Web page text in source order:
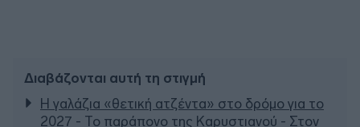
Διαβάζονται αυτή τη στιγμή
Η γαλάζια «θετική ατζέντα» στο δρόμο για το
2027 - Το παράπονο της Καρυστιανού - Στον